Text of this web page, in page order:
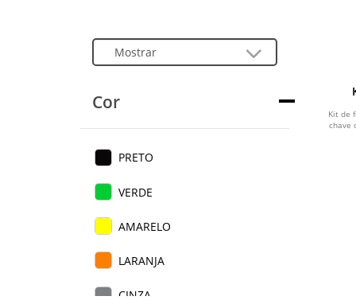
Cor
PRETO
VERDE
AMARELO
LARANJA
CINZA
Kit de
chave